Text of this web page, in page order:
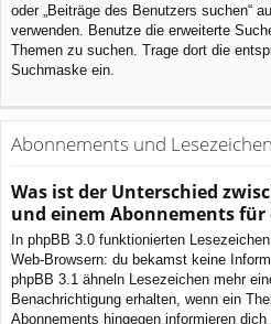
oder „Beiträge des Benutzers suchen“
verwenden. Benutze die erweiterte
Themen zu suchen. Trage dort die
Suchmaske ein.
Abonnements und Lesezeichen
Was ist der Unterschied
und einem Abonnements für
In phpBB 3.0 funktionierten
Web-Browsern: du bekamst keine
phpBB 3.1 ähneln Lesezeichen mehr
Benachrichtigung erhalten, wenn ein
Abonnements hingegen informieren